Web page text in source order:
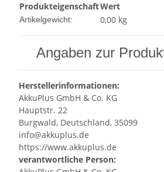
ProdukteigenschaftWert
Artikelgewicht: 0,00 kg
Angaben zur
Herstellerinformationen:
AkkuPlus GmbH & Co. KG
Hauptstr. 22
Burgwald, Deutschland, 35099
info@akkuplus.de
https://www.akkuplus.de
verantwortliche Person: